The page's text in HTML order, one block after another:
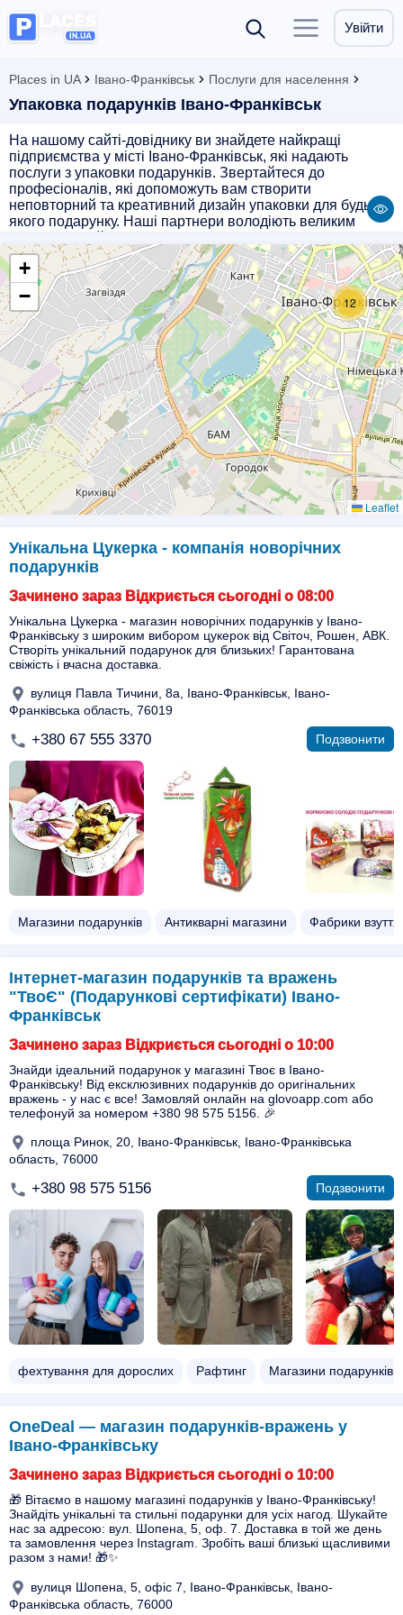
Увійти
Places in UA Івано-Франківськ Послуги для населення
Упаковка подарунків Івано-Франківськ
На нашому сайті-довіднику ви знайдете найкращі
підприємства у місті Івано-Франківськ, які надають
послуги з упаковки подарунків. Звертайтеся до
професіоналів, які допоможуть вам створити
неповторний та креативний дизайн упаковки для будь-
якого подарунку. Наші партнери володіють великим
Вони врахують всі ваші побажання та зроблять упаковку
такою, якою ви її уявляєте. Звертайтеся до нас, щоб
зробити ваші подарунки незабутніми!
12
+
−
Leaflet
Унікальна Цукерка - компанія новорічних
подарунків
Зачинено зараз Відкриється сьогодні о 08:00
Унікальна Цукерка - магазин новорічних подарунків у Івано-
Франківську з широким вибором цукерок від Світоч, Рошен, АВК.
Створіть унікальний подарунок для близьких! Гарантована
свіжість і вчасна доставка.
вулиця Павла Тичини, 8а, Івано-Франківськ, Івано-
Франківська область, 76019
+380 67 555 3370 Подзвонити
Магазини подарунків Антикварні магазини Фабрики взуття
Інтернет-магазин подарунків та вражень
"ТвоЄ" (Подарункові сертифікати) Івано-
Франківськ
Зачинено зараз Відкриється сьогодні о 10:00
Знайди ідеальний подарунок у магазині Твоє в Івано-
Франківську! Від ексклюзивних подарунків до оригінальних
вражень - у нас є все! Замовляй онлайн на glovoapp.com або
телефонуй за номером +380 98 575 5156. 🎉
площа Ринок, 20, Івано-Франківськ, Івано-Франківська
область, 76000
+380 98 575 5156 Подзвонити
фехтування для дорослих Рафтинг Магазини подарунків
OneDeal — магазин подарунків-вражень у
Івано-Франківську
Зачинено зараз Відкриється сьогодні о 10:00
🎁 Вітаємо в нашому магазині подарунків у Івано-Франківську!
Знайдіть унікальні та стильні подарунки для усіх нагод. Шукайте
нас за адресою: вул. Шопена, 5, оф. 7. Доставка в той же день
та замовлення через Instagram. Зробіть ваші близькі щасливими
разом з нами! 🎁✨
вулиця Шопена, 5, офіс 7, Івано-Франківськ, Івано-
Франківська область, 76000